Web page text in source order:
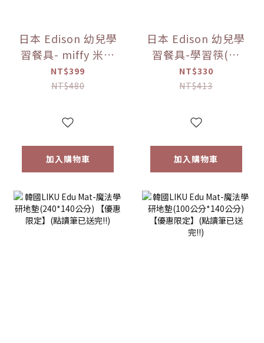
日本 Edison 幼兒學
習餐具- miffy 米菲
寶餐具【優惠限
NT$399
NT$480
加入購物車
日本 Edison 幼兒學
習餐具-學習筷(右
手) -miffy 米菲兔
(右手)/(左手)【優
NT$330
NT$413
加入購物車